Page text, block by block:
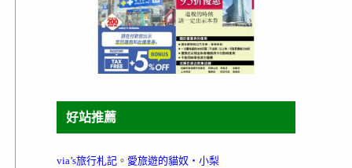
好站推薦
via’s旅行札記 。 愛旅遊的貓奴‧小梨